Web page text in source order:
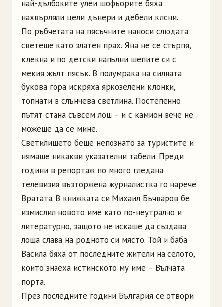
най-дълбоките улеи шофьорите бяха
нахвърляли цели дънери и дебели клони.
По ръбчетата на пясъчните наноси слюдата
светеше като златен прах. Яна не се стърпя,
клекна и по детски напълни шепите си с
мекия жълт пясък. В полумрака на силната
букова гора искряха яркозелени клонки,
топнати в слънчева светлина. Постепенно
пътят стана съвсем лош – и с камион вече не
можеше да се мине.
Светилището беше непознато за туристите и
нямаше никакви указателни табели. Преди
години в репортаж по много гледана
телевизия възторжена журналистка го нарече
Вратата. В книжката си Михаил Бъчваров бе
измислил новото име като по-неутрално и
литературно, защото не искаше да създава
лоша слава на родното си място. Той и баба
Васила бяха от последните жители на селото,
които знаеха истинското му име – Вълчата
порта.
През последните години България се отвори